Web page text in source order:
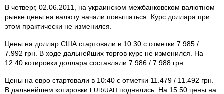
В четверг, 02.06.2011, на украинском межбанковском валютном
рынке цены на валюту начали повышаться. Курс доллара при
этом практически не изменился.
Цены на доллар США стартовали в 10:30 с отметки 7.985 /
7.992 грн. В ходе дальнейших торгов курс не изменился. На
12:40 котировки доллара составляли 7.986 / 7.988 грн.
Цены на евро стартовали в 10:40 с отметки 11.479 / 11.492 грн.
В дальнейшем котировки EUR/UAH поднялись. На 15:50 цены на